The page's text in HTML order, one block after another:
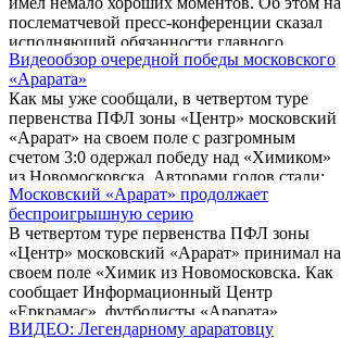
послематчевой пресс-конференции сказал
исполняющий обязанности главного
тренера московского «Арарата» Аркадий
Имреков. «Мы понимаем, что на нашу
команду все настраиваются как на
кубковый матч и стараются показать свою
лучшую игру. Это ощущалось и сегодня.
Тем не менее, наши игроки обладают
мастерством, которое сказалось при
использовании моментов и решило исход
матча», - добавил ...
Видеообзор очередной победы московского
«Арарата»
Как мы уже сообщали, в четвертом туре
первенства ПФЛ зоны «Центр» московский
«Арарат» на своем поле с разгромным
счетом 3:0 одержал победу над «Химиком»
из Новомосковска. Авторами голов стали:
Давид Хурцидзе (25 мин.), Игорь Лебеденко
(62 мин.) и Роман Павлюченко (69 мин.).
Московский «Арарат» продолжает
беспроигрышную серию
В четвертом туре первенства ПФЛ зоны
«Центр» московский «Арарат» принимал на
своем поле «Химик из Новомосковска. Как
сообщает Информационный Центр
«Еркрамас», футболисты «Арарата»
победили со счетом 3:0. Авторами голов
ВИДЕО: Легендарному араратовцу